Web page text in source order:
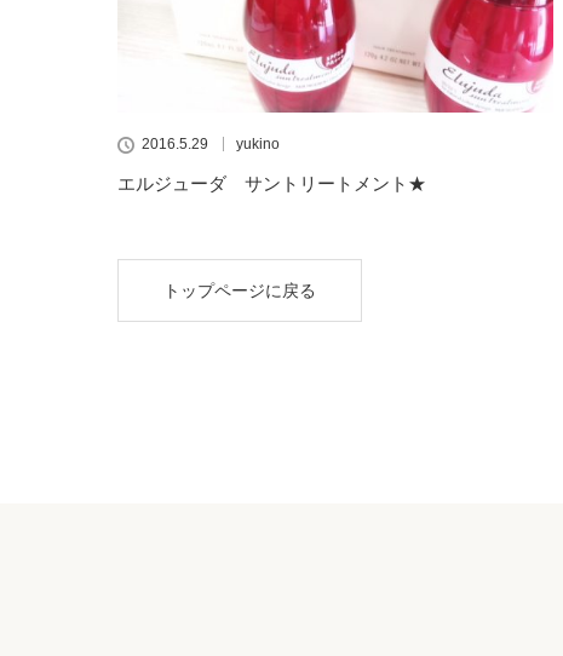
2016.5.29 yukino
エルジューダ サントリートメント★
トップページに戻る